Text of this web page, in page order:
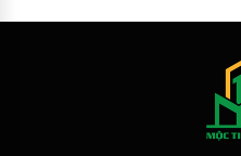
Khuyến mại hấp dẫn trong
- Tặng ngay Voucher Khảo
thiết kế 3D trị giá 5 triệu.